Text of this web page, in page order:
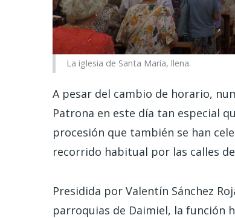
La iglesia de Santa María, llena.
A pesar del cambio de horario,
Patrona en este día tan especial
procesión que también se han
recorrido habitual por las calles
Presidida por Valentín Sánchez
parroquias de Daimiel, la función